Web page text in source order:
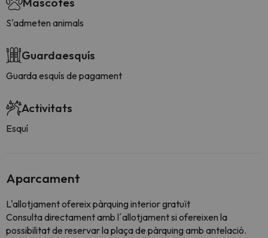
S'admeten animals
Guardaesquís
Guarda esquís de pagament
Activitats
Esquí
Aparcament
L'allotjament ofereix pàrquing interior gratuït
Consulta directament amb l´allotjament si ofereixen la
possibilitat de reservar la plaça de pàrquing amb antelació.